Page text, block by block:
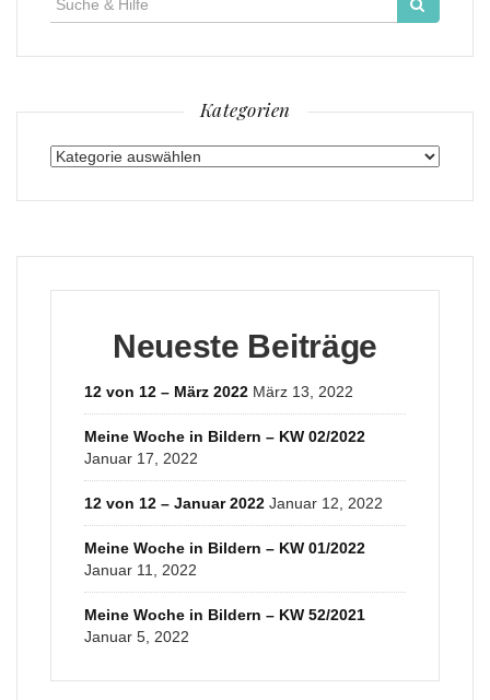
für:
Kategorien
Kategorien
Neueste Beiträge
12 von 12 – März 2022 März 13, 2022
Meine Woche in Bildern – KW 02/2022
Januar 17, 2022
12 von 12 – Januar 2022 Januar 12, 2022
Meine Woche in Bildern – KW 01/2022
Januar 11, 2022
Meine Woche in Bildern – KW 52/2021
Januar 5, 2022